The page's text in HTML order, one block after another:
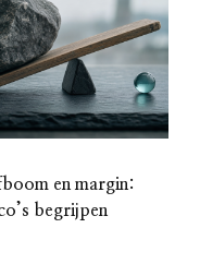
en margin:
begrijpen